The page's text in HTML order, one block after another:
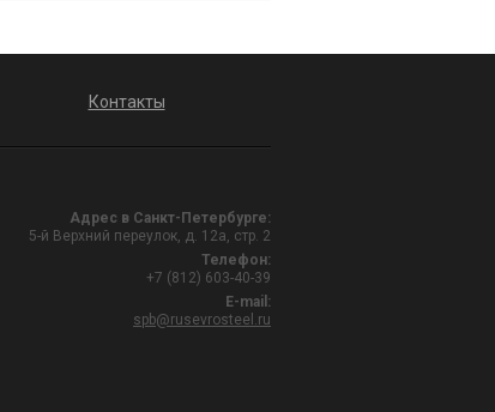
Контакты
Адрес в Санкт-Петербурге:
5-й Верхний переулок, д. 12а, стр. 2
Телефон:
+7 (812) 603-40-39
E-mail:
spb@rusevrosteel.ru